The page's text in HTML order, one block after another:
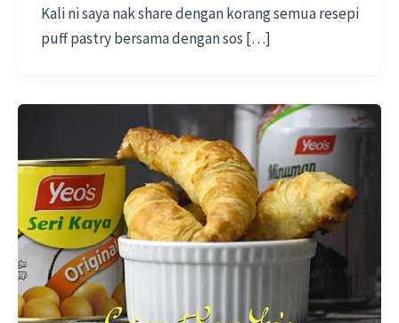
Kali ni saya nak share dengan korang semua resepi
puff pastry bersama dengan sos […]